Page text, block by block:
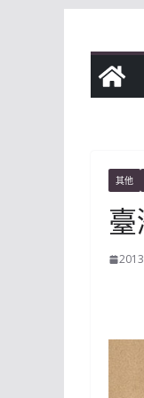
content
其他